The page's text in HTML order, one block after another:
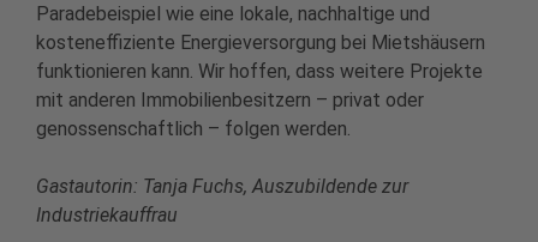
Paradebeispiel wie eine lokale, nachhaltige und
kosteneffiziente Energieversorgung bei Mietshäusern
funktionieren kann. Wir hoffen, dass weitere Projekte
mit anderen Immobilienbesitzern – privat oder
genossenschaftlich – folgen werden.
Gastautorin: Tanja Fuchs, Auszubildende zur
Industriekauffrau